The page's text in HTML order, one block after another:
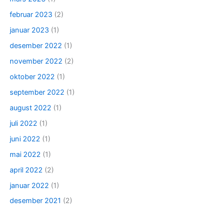
februar 2023 (2)
januar 2023 (1)
desember 2022 (1)
november 2022 (2)
oktober 2022 (1)
september 2022 (1)
august 2022 (1)
juli 2022 (1)
juni 2022 (1)
mai 2022 (1)
april 2022 (2)
januar 2022 (1)
desember 2021 (2)